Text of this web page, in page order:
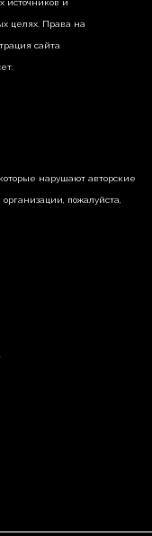
источников и
целях. Права на
сайта
нарушают авторские
пожалуйста,